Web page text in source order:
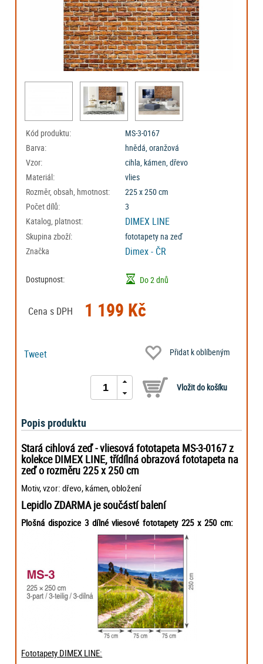
Kód produktu:
MS-3-0167
Barva:
hnědá, oranžová
Vzor:
cihla, kámen, dřevo
Materiál:
vlies
Rozměr, obsah, hmotnost:
225 x 250 cm
Počet dílů:
3
Katalog, platnost:
DIMEX LINE
Skupina zboží:
fototapety na zeď
Značka
Dimex - ČR
Dostupnost: Do 2 dnů
Cena s DPH 1 199 Kč
Tweet Přidat k oblíbeným
Popis produktu
Stará cihlová zeď - vliesová fototapeta MS-3-0167 z
kolekce DIMEX LINE, třídílná obrazová fototapeta na
zeď o rozměru 225 x 250 cm
Motiv, vzor: dřevo, kámen, obložení
Lepidlo ZDARMA je součástí balení
Plošná dispozice 3 dílné vliesové fototapety 225 x 250 cm:
Fototapety DIMEX LINE: